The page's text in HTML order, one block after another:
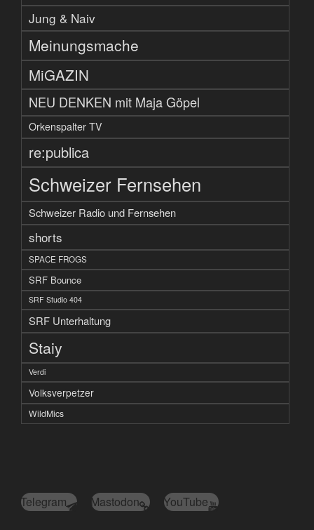
Jung & Naiv
Meinungsmache
MiGAZIN
NEU DENKEN mit Maja Göpel
Orkenspalter TV
re:publica
Schweizer Fernsehen
Schweizer Radio und Fernsehen
shorts
SPACE FROGS
SRF Bounce
SRF Studio 404
SRF Unterhaltung
Staiy
Verdi
Volksverpetzer
WildMics
Telegram Mastodon YouTube